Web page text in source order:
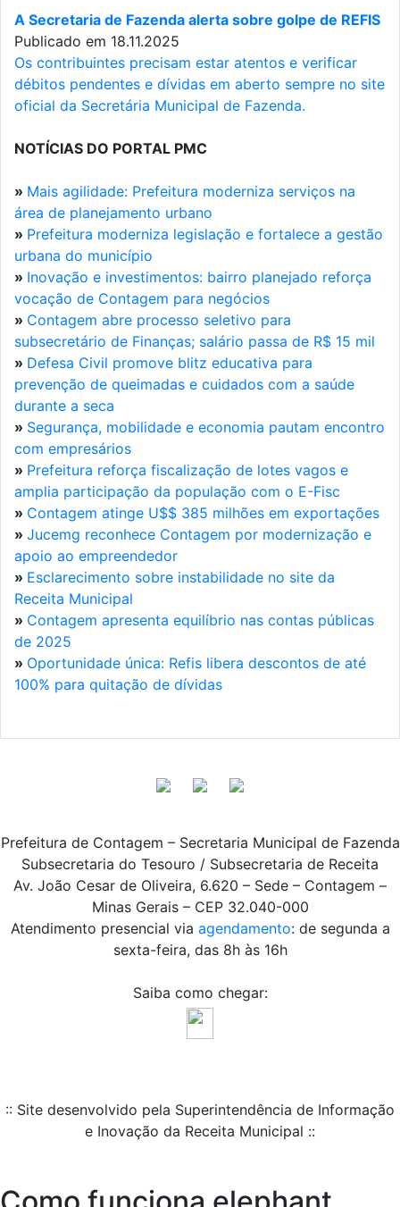
A Secretaria de Fazenda alerta sobre golpe de REFIS
Publicado em 18.11.2025
Os contribuintes precisam estar atentos e verificar
débitos pendentes e dívidas em aberto sempre no site
oficial da Secretária Municipal de Fazenda.
NOTÍCIAS DO PORTAL PMC
» Mais agilidade: Prefeitura moderniza serviços na
área de planejamento urbano
» Prefeitura moderniza legislação e fortalece a gestão
urbana do município
» Inovação e investimentos: bairro planejado reforça
vocação de Contagem para negócios
» Contagem abre processo seletivo para
subsecretário de Finanças; salário passa de R$ 15 mil
» Defesa Civil promove blitz educativa para
prevenção de queimadas e cuidados com a saúde
durante a seca
» Segurança, mobilidade e economia pautam encontro
com empresários
» Prefeitura reforça fiscalização de lotes vagos e
amplia participação da população com o E-Fisc
» Contagem atinge U$$ 385 milhões em exportações
» Jucemg reconhece Contagem por modernização e
apoio ao empreendedor
» Esclarecimento sobre instabilidade no site da
Receita Municipal
» Contagem apresenta equilíbrio nas contas públicas
de 2025
» Oportunidade única: Refis libera descontos de até
100% para quitação de dívidas
Prefeitura de Contagem – Secretaria Municipal de Fazenda
Subsecretaria do Tesouro / Subsecretaria de Receita
Av. João Cesar de Oliveira, 6.620 – Sede – Contagem –
Minas Gerais – CEP 32.040-000
Atendimento presencial via agendamento: de segunda a
sexta-feira, das 8h às 16h
Saiba como chegar:
:: Site desenvolvido pela Superintendência de Informação
e Inovação da Receita Municipal ::